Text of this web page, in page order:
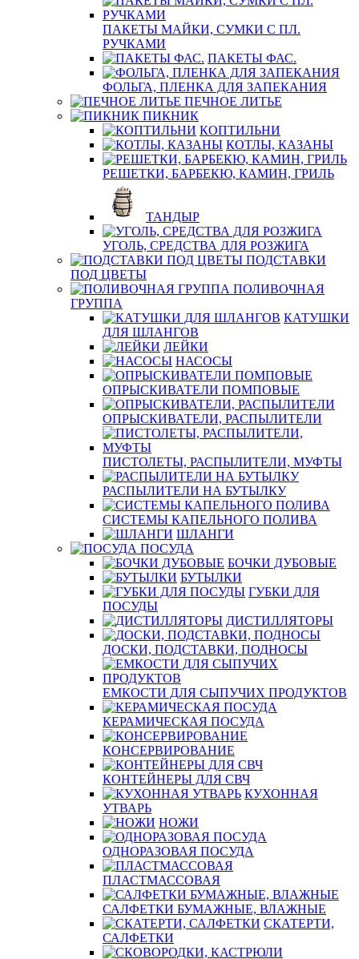
ПАКЕТЫ МАЙКИ, СУМКИ С ПЛ.
РУЧКАМИ
ПАКЕТЫ ФАС.
ФОЛЬГА, ПЛЕНКА ДЛЯ ЗАПЕКАНИЯ
ПЕЧНОЕ ЛИТЬЕ
ПИКНИК
КОПТИЛЬНИ
КОТЛЫ, КАЗАНЫ
РЕШЕТКИ, БАРБЕКЮ, КАМИН, ГРИЛЬ
ТАНДЫР
УГОЛЬ, СРЕДСТВА ДЛЯ РОЗЖИГА
ПОДСТАВКИ
ПОД ЦВЕТЫ
ПОЛИВОЧНАЯ
ГРУППА
КАТУШКИ
ДЛЯ ШЛАНГОВ
ЛЕЙКИ
НАСОСЫ
ОПРЫСКИВАТЕЛИ ПОМПОВЫЕ
ОПРЫСКИВАТЕЛИ, РАСПЫЛИТЕЛИ
ПИСТОЛЕТЫ, РАСПЫЛИТЕЛИ, МУФТЫ
РАСПЫЛИТЕЛИ НА БУТЫЛКУ
СИСТЕМЫ КАПЕЛЬНОГО ПОЛИВА
ШЛАНГИ
ПОСУДА
БОЧКИ ДУБОВЫЕ
БУТЫЛКИ
ГУБКИ ДЛЯ
ПОСУДЫ
ДИСТИЛЛЯТОРЫ
ДОСКИ, ПОДСТАВКИ, ПОДНОСЫ
ЕМКОСТИ ДЛЯ СЫПУЧИХ ПРОДУКТОВ
КЕРАМИЧЕСКАЯ ПОСУДА
КОНСЕРВИРОВАНИЕ
КОНТЕЙНЕРЫ ДЛЯ СВЧ
КУХОННАЯ
УТВАРЬ
НОЖИ
ОДНОРАЗОВАЯ ПОСУДА
ПЛАСТМАССОВАЯ
САЛФЕТКИ БУМАЖНЫЕ, ВЛАЖНЫЕ
СКАТЕРТИ,
САЛФЕТКИ